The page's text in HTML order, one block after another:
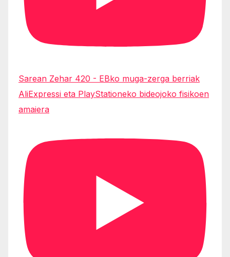
Sarean Zehar 420 - EBko muga-zerga berriak
AliExpressi eta PlayStationeko bideojoko fisikoen
amaiera